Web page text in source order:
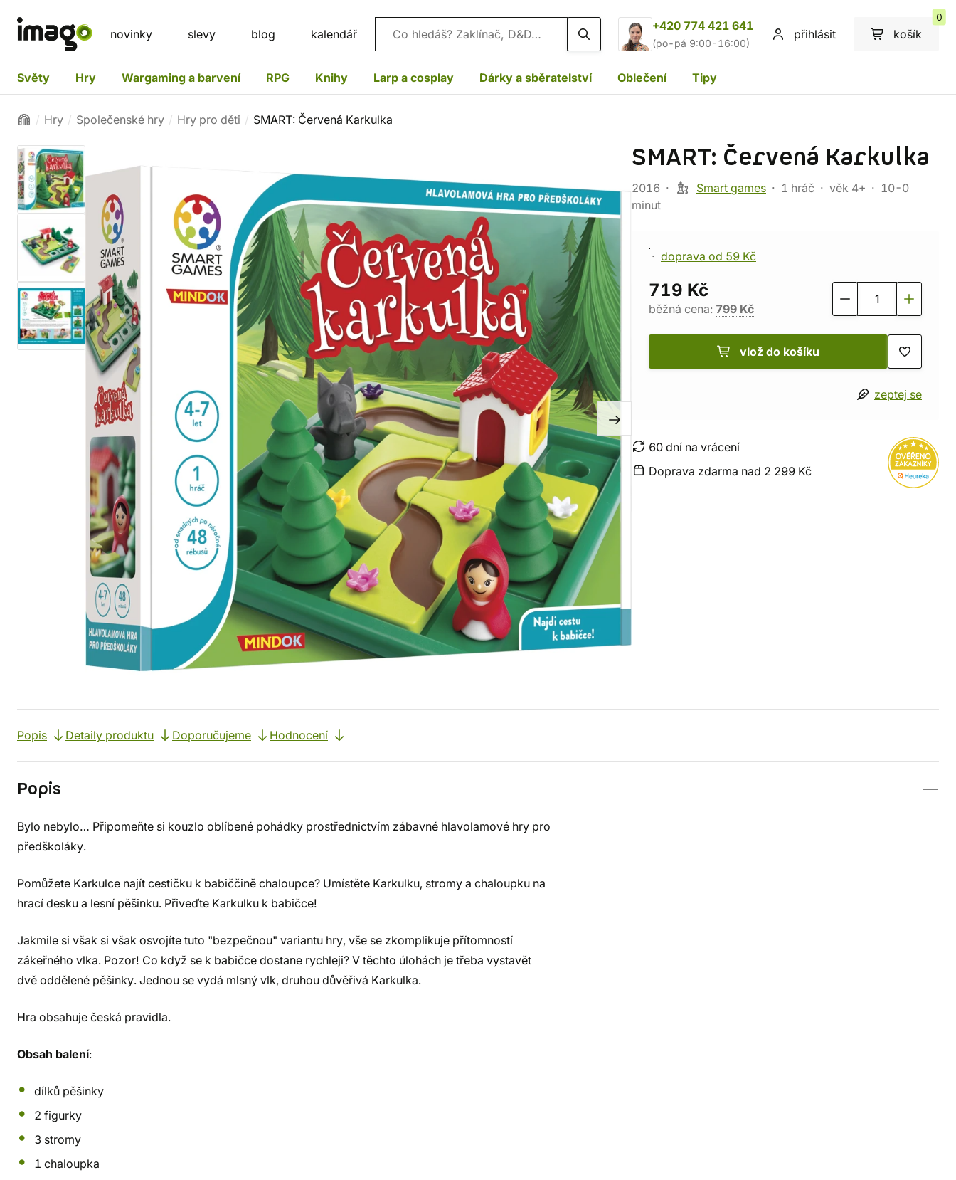
novinky slevy blog kalendář Vyhledávání
+420 774 421 641
(po-pá 9:00-16:00)
přihlásit košík
0
Světy Hry Wargaming a barvení RPG Knihy Larp a cosplay Dárky a sběratelství Oblečení Tipy
Hry Společenské hry Hry pro děti SMART: Červená Karkulka
SMART: Červená Karkulka
2016 Smart games 1 hráč věk 4+
10-0
minut
doprava od 59 Kč
719 Kč
běžná cena: 799 Kč
vlož do košíku
zeptej se
60 dní na vrácení
Doprava zdarma nad 2 299 Kč
Popis Detaily produktu Doporučujeme Hodnocení
Popis
Bylo nebylo… Připomeňte si kouzlo oblíbené pohádky prostřednictvím zábavné hlavolamové hry pro
předškoláky.
Pomůžete Karkulce najít cestičku k babiččině chaloupce? Umístěte Karkulku, stromy a chaloupku na
hrací desku a lesní pěšinku. Přiveďte Karkulku k babičce!
Jakmile si však si však osvojíte tuto "bezpečnou" variantu hry, vše se zkomplikuje přítomností
zákeřného vlka. Pozor! Co když se k babičce dostane rychleji? V těchto úlohách je třeba vystavět
dvě oddělené pěšinky. Jednou se vydá mlsný vlk, druhou důvěřivá Karkulka.
Hra obsahuje česká pravidla.
Obsah balení:
dílků pěšinky
2 figurky
3 stromy
1 chaloupka